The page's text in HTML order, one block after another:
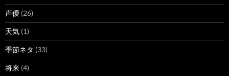
声優 (26)
天気 (1)
季節ネタ (33)
将来 (4)